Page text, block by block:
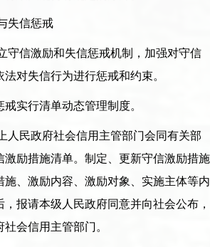
信惩戒
信激励和失信惩戒机制，加强对守信
对失信行为进行惩戒和约束。
实行清单动态管理制度。
民政府社会信用主管部门会同有关部
激励措施清单。制定、更新守信激励措施
施、激励内容、激励对象、实施主体等内
报请本级人民政府同意并向社会公布，
会信用主管部门。